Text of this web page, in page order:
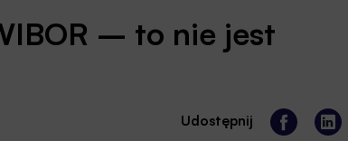
– to nie jest
Udostępnij